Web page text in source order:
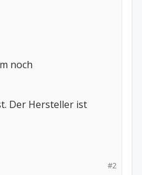
noch
Der Hersteller ist
#2